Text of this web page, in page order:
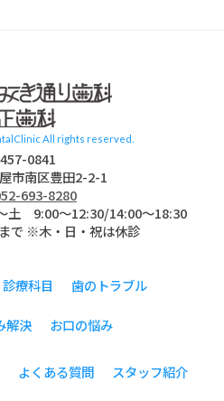
All rights reserved.
0841
市南区豊田2-2-1
693-8280
土 9:00〜12:30/14:00～18:30
で ※木・日・祝は休診
診療科目 歯のトラブル
解決 お口の悩み
よくある質問 スタッフ紹介